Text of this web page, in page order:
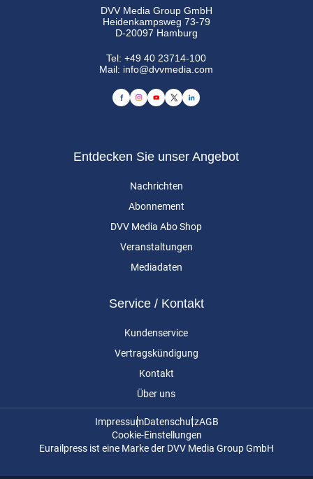
DVV Media Group GmbH
Heidenkampsweg 73-79
D-20097 Hamburg
Tel:+49 40 23714-100
Mail: info@dvvmedia.com
Entdecken Sie unser Angebot
Nachrichten
Abonnement
DVV Media Abo Shop
Veranstaltungen
Mediadaten
Service / Kontakt
Kundenservice
Vertragskündigung
Kontakt
Über uns
ImpressumDatenschutzAGB
Cookie-Einstellungen
Eurailpress ist eine Marke der DVV Media Group GmbH